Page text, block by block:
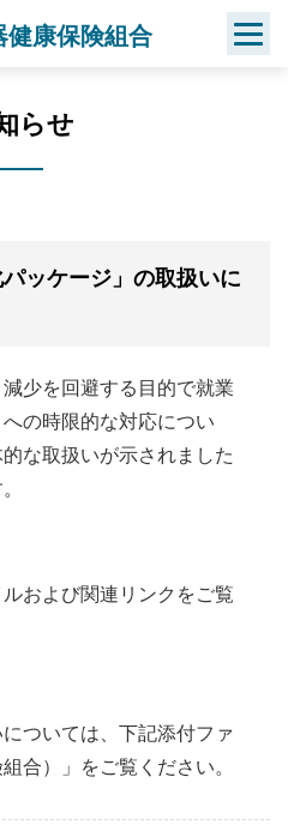
康保険組合
らせ
ッケージ」の取扱いに
少を回避する目的で就業
の時限的な対応につい
な取扱いが示されました
および関連リンクをご覧
ついては、下記添付ファ
合）」をご覧ください。